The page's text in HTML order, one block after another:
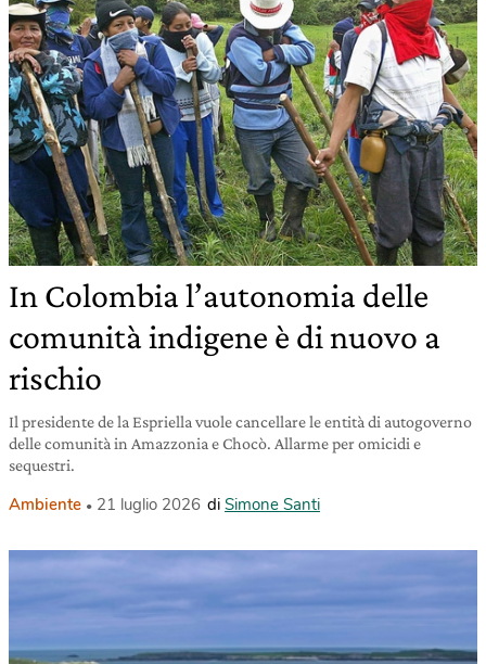
In Colombia l’autonomia delle
comunità indigene è di nuovo a
rischio
Il presidente de la Espriella vuole cancellare le entità di autogoverno
delle comunità in Amazzonia e Chocò. Allarme per omicidi e
sequestri.
Ambiente 21 luglio 2026 di Simone Santi